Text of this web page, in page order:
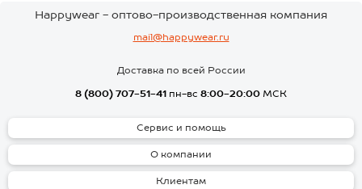
Happywear - оптово-производственная компания
mail@happywear.ru
Доставка по всей России
8 (800) 707-51-41 пн-вс 8:00-20:00 МСК
Сервис и помощь
О компании
Клиентам